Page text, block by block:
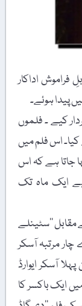
فراموش اداکار
کیے ۔ فلموں
مین‘‘ سے کیا۔ اس فلم میں
جاتا ہے کہ اس
ایک ماہ تک
مقابل ’’سٹینلے
مرتبہ آسکر
آسکر ایوارڈ
میں ایک باکسر کا